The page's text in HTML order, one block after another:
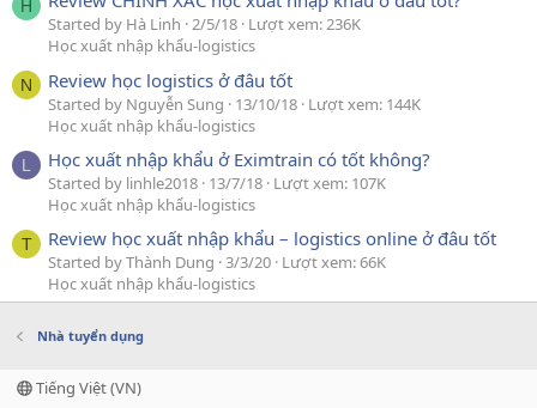
H
Started by Hà Linh 2/5/18 Lượt xem: 236K
Học xuất nhập khẩu-logistics
N Review học logistics ở đâu tốt
Started by Nguyễn Sung 13/10/18 Lượt xem: 144K
Học xuất nhập khẩu-logistics
L Học xuất nhập khẩu ở Eximtrain có tốt không?
Started by linhle2018 13/7/18 Lượt xem: 107K
Học xuất nhập khẩu-logistics
T Review học xuất nhập khẩu – logistics online ở đâu tốt
Started by Thành Dung 3/3/20 Lượt xem: 66K
Học xuất nhập khẩu-logistics
Nhà tuyển dụng
Tiếng Việt (VN)